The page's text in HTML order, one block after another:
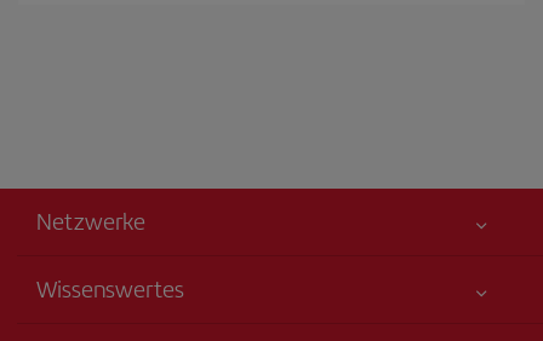
Netzwerke
Wissenswertes